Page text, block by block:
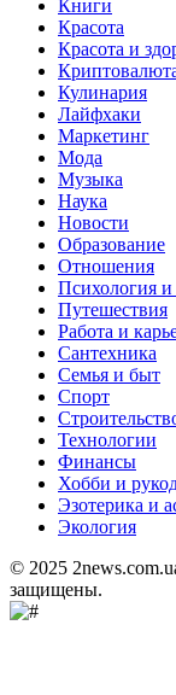
Книги
Красота
Красота и
Кулинария
Лайфхаки
Маркетинг
Мода
Музыка
Наука
Новости
Образование
Отношения
Психология
Путешествия
Работа и
Сантехника
Семья и быт
Спорт
Технологии
Финансы
Хобби и
Эзотерика и
Экология
© 2025
защищены.